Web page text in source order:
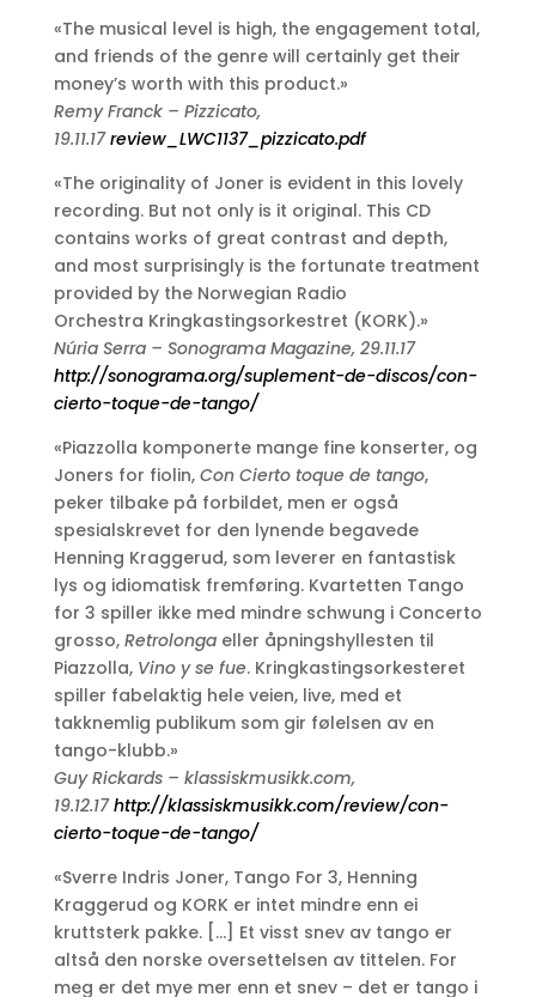
«The musical level is high, the engagement total,
and friends of the genre will certainly get their
money’s worth with this product.»
Remy Franck – Pizzicato,
19.11.17review_LWC1137_pizzicato.pdf
«The originality of Joner is evident in this lovely
recording. But not only is it original. This CD
contains works of great contrast and depth,
and most surprisingly is the fortunate treatment
provided by the Norwegian Radio
Orchestra Kringkastingsorkestret (KORK).»
Núria Serra – Sonograma Magazine, 29.11.17
http://sonograma.org/suplement-de-discos/con-
cierto-toque-de-tango/
«Piazzolla komponerte mange fine konserter, og
Joners for fiolin, Con Cierto toque de tango,
peker tilbake på forbildet, men er også
spesialskrevet for den lynende begavede
Henning Kraggerud, som leverer en fantastisk
lys og idiomatisk fremføring. Kvartetten Tango
for 3 spiller ikke med mindre schwung i Concerto
grosso, Retrolongaeller åpningshyllesten til
Piazzolla, Vino y se fue. Kringkastingsorkesteret
spiller fabelaktig hele veien, live, med et
takknemlig publikum som gir følelsen av en
tango-klubb.»
Guy Rickards – klassiskmusikk.com,
19.12.17http://klassiskmusikk.com/review/con-
cierto-toque-de-tango/
«Sverre Indris Joner, Tango For 3, Henning
Kraggerud og KORK er intet mindre enn ei
kruttsterk pakke. […] Et visst snev av tango er
altså den norske oversettelsen av tittelen. For
meg er det mye mer enn et snev – det er tango i